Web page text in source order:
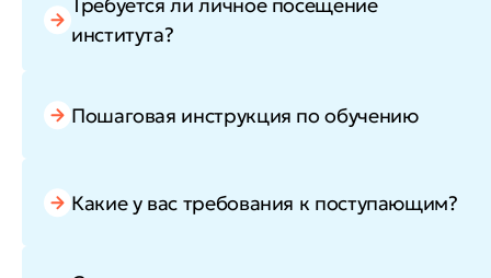
Требуется ли личное посещение
института?
Пошаговая инструкция по обучению
Какие у вас требования к поступающим?